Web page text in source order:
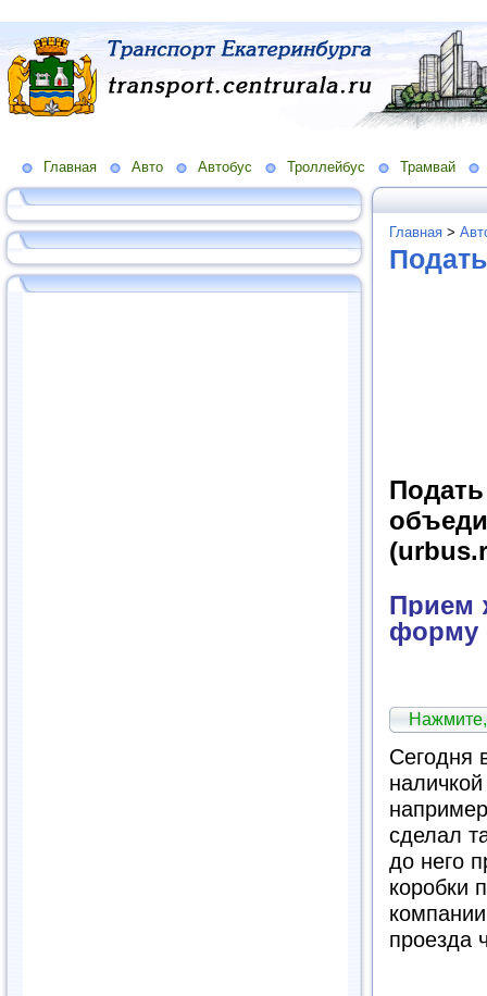
Главная Авто Автобус Троллейбус Трамвай
Главная >
Прием
форму
Сегодня
сделал
до него
коробки
проезда